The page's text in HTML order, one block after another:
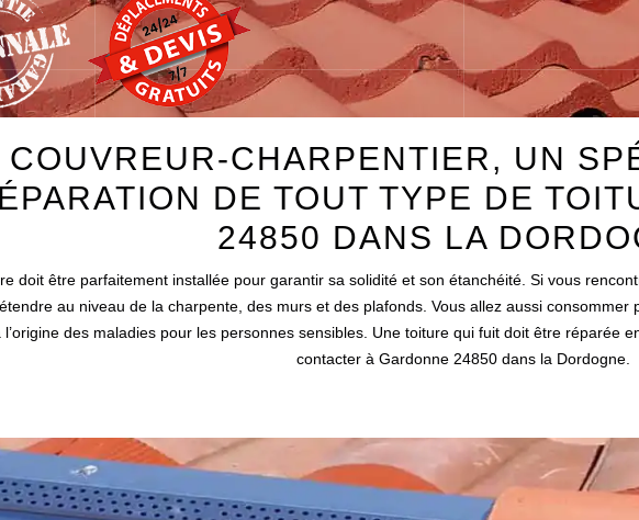
COUVREUR-CHARPENTIER, UN
DE TOUT TYPE DE
24850 DANS LA
doit être parfaitement installée pour garantir sa solidité et son étanchéité. Si vous
au niveau de la charpente, des murs et des plafonds. Vous allez aussi consommer
l’origine des maladies pour les personnes sensibles. Une toiture qui fuit doit être réparée
contacter à Gardonne 24850 dans la Dordogne.